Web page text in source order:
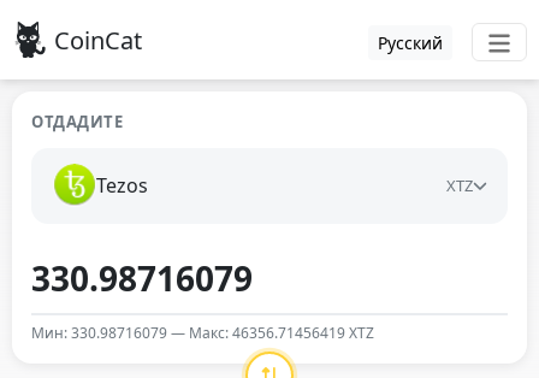
CoinCat Русский
ОТДАДИТЕ
Tezos XTZ
Мин: 330.98716079 — Макс: 46356.71456419 XTZ